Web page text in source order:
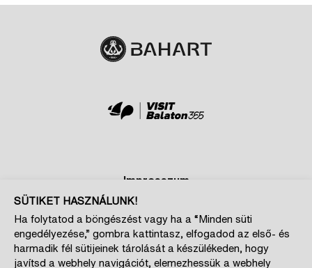
Impresszum
Adatkezelési és cookie tájékoztatók
Szponzoroknak
Magazin kiajánló
Cookie beállítások
SÜTIKET HASZNÁLUNK!
Ha folytatod a böngészést vagy ha a “Minden süti
engedélyezése,” gombra kattintasz, elfogadod az első- és
harmadik fél sütijeinek tárolását a készülékeden, hogy
javítsd a webhely navigációt, elemezhessük a webhely